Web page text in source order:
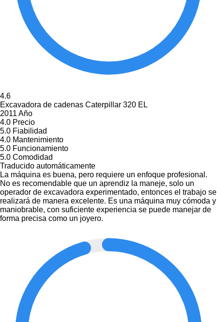
4.6
Excavadora de cadenas Caterpillar 320 EL
2011 Año
4.0 Precio
5.0 Fiabilidad
4.0 Mantenimiento
5.0 Funcionamiento
5.0 Comodidad
Traducido automáticamente
La máquina es buena, pero requiere un enfoque profesional.
No es recomendable que un aprendiz la maneje, solo un
operador de excavadora experimentado, entonces el trabajo se
realizará de manera excelente. Es una máquina muy cómoda y
maniobrable, con suficiente experiencia se puede manejar de
forma precisa como un joyero.